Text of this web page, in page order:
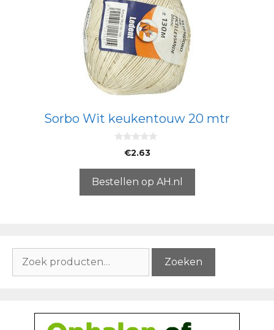
Sorbo Wit keukentouw 20 mtr
5
€2.63
Bestellen op AH.nl
naar:
Zoeken